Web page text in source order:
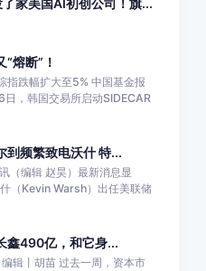
家美国AI初创公司！旗...
熔断”！
指跌幅扩大至5% 中国基金报
日，韩国交易所启动SIDECAR
到频繁致电沃什 特...
（编辑 赵昊）最新消息显
（Kevin Warsh）出任美联储
鑫490亿，和它身...
辑丨胡苗 过去一周，资本市